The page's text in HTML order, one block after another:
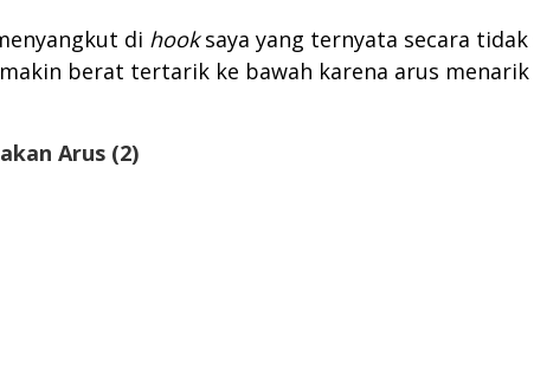
di hooksaya yang ternyata secara
berat tertarik ke bawah karena arus menarik
Arus (2)